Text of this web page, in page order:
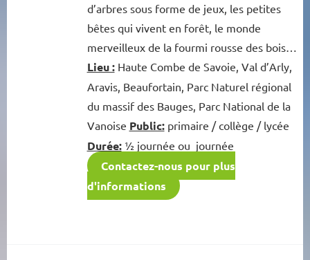
d’arbres sous forme de jeux, les petites
bêtes qui vivent en forêt, le monde
merveilleux de la fourmi rousse des bois…
Lieu :Haute Combe de Savoie, Val d’Arly,
Aravis, Beaufortain, Parc Naturel régional
du massif des Bauges, Parc National de la
Vanoise Public:primaire / collège / lycée
Durée:½ journée ou journée
Contactez-nous pour plus
d'informations